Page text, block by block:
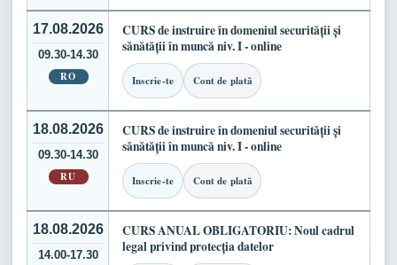
17.08.2026
09.30-14.30
RO
CURS de instruire în domeniul securității și
sănătății în muncă niv. I - online
Inscrie-te Cont de plată
18.08.2026
09.30-14.30
RU
CURS de instruire în domeniul securității și
sănătății în muncă niv. I - online
Inscrie-te Cont de plată
18.08.2026
14.00-17.30
CURS ANUAL OBLIGATORIU: Noul cadrul
legal privind protecția datelor